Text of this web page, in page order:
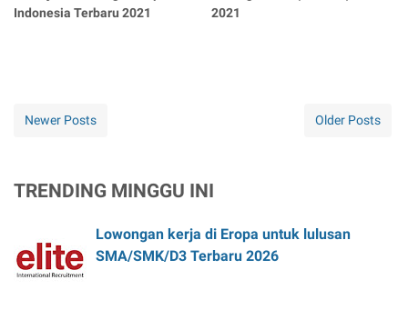
Indonesia Terbaru 2021
2021
Newer Posts Older Posts
TRENDING MINGGU INI
Lowongan kerja di Eropa untuk lulusan
SMA/SMK/D3 Terbaru 2026